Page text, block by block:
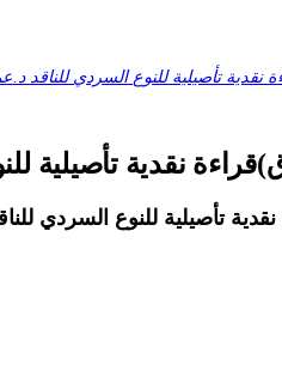
نقدية تأصيلية للنوع السردي للناقد
نقدية تأصيلية
تأصيلية للنوع السردي